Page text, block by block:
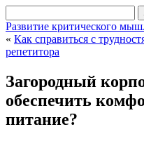
Развитие критического
« Как справиться с
репетитора
Загородный
обеспечить
питание?